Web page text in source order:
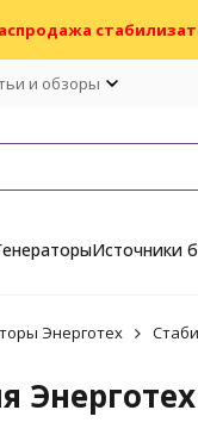
и обзоры
Источники
Энерготех